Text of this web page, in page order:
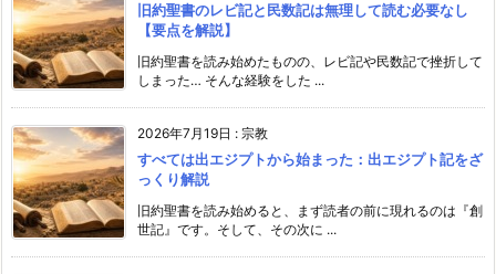
旧約聖書のレビ記と民数記は無理して読む必要なし
【要点を解説】
旧約聖書を読み始めたものの、レビ記や民数記で挫折して
しまった… そんな経験をした ...
2026年7月19日 : 宗教
すべては出エジプトから始まった：出エジプト記をざ
っくり解説
旧約聖書を読み始めると、まず読者の前に現れるのは『創
世記』です。そして、その次に ...